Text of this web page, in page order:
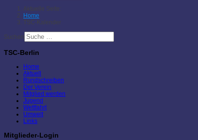
Aktuelle Seite:
Home
TSC-Kalender
Suchen
TSC-Berlin
Home
Aktuell
Rundschreiben
Der Verein
Mitglied werden
Jugend
Wettfahrt
Umwelt
Links
Mitglieder-Login